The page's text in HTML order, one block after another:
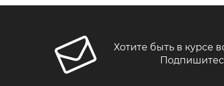
Хотите быть в курсе